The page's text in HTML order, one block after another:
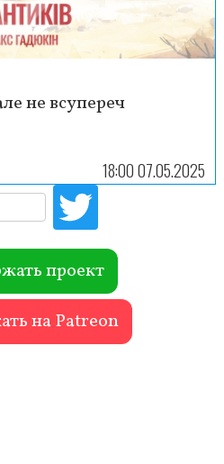
не всупереч
18:00 07.05.2025
r
проект
на Patreon